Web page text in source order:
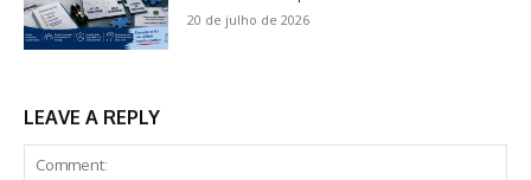
20 de julho de 2026
LEAVE A REPLY